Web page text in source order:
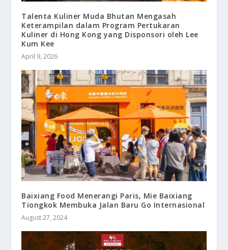
Talenta Kuliner Muda Bhutan Mengasah
Keterampilan dalam Program Pertukaran
Kuliner di Hong Kong yang Disponsori oleh Lee
Kum Kee
April 9, 2026
Baixiang Food Menerangi Paris, Mie Baixiang
Tiongkok Membuka Jalan Baru Go Internasional
August 27, 2024